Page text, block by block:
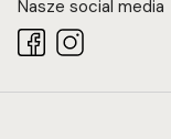
Nasze social media